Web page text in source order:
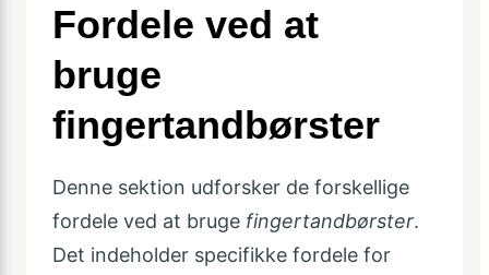
Fordele ved at
bruge
fingertandbørster
Denne sektion udforsker de forskellige
fordele ved at bruge fingertandbørster.
Det indeholder specifikke fordele for